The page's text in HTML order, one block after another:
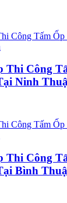
Thi Công
Ninh
Thi Công
Bình